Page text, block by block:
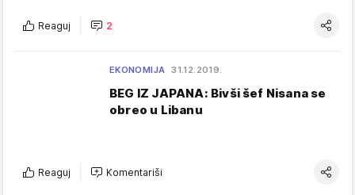
Reaguj 2
EKONOMIJA 31.12.2019.
BEG IZ JAPANA: Bivši šef Nisana se
obreo u Libanu
Reaguj Komentariši